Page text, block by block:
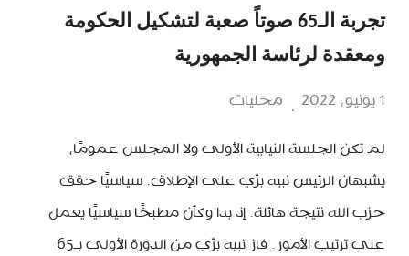
تجربة الـ65 صوتاً صعبة لتشكيل الحكومة
ومعقدة لرئاسة الجمهورية
1 يونيو، 2022 محليات
لم تكن الجلسة النيابية الأولى ولا المجلس عمومًا،
يشبهان الرئيس نبيه برّي على الإطلاق. سياسيًا حقق
حزب الله نتيجة هائلة. إذ بدا وكأن مطبخًا سياسيًا يعمل
على ترتيب الأمور. فاز نبيه برّي من الدورة الأولى بـ65